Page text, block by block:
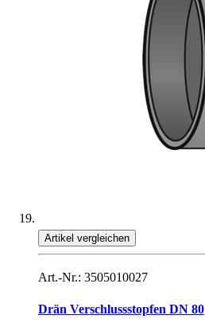
Artikel vergleichen
Art.-Nr.: 3505010027
Drän Verschlussstopfen DN 80